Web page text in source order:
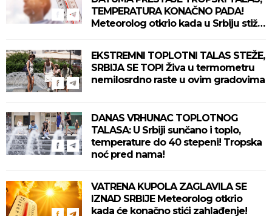
TEMPERATURA KONAČNO PADA!
Meteorolog otkrio kada u Srbiju stiže
EKSTREMNI TOPLOTNI TALAS STEŽE,
SRBIJA SE TOPI Živa u termometru
nemilosrdno raste u ovim gradovima
DANAS VRHUNAC TOPLOTNOG
TALASA: U Srbiji sunčano i toplo,
temperature do 40 stepeni! Tropska
noć pred nama!
VATRENA KUPOLA ZAGLAVILA SE
IZNAD SRBIJE Meteorolog otkrio
kada će konačno stići zahlađenje!